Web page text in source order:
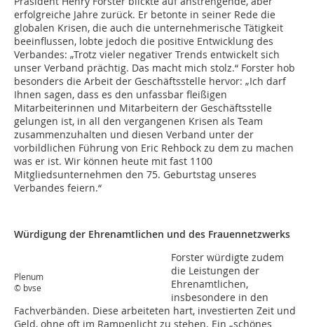
erfolgreiche Jahre zurück. Er betonte in seiner Rede die
globalen Krisen, die auch die unternehmerische Tätigkeit
beeinflussen, lobte jedoch die positive Entwicklung des
Verbandes: „Trotz vieler negativer Trends entwickelt sich
unser Verband prächtig. Das macht mich stolz.“ Forster hob
besonders die Arbeit der Geschäftsstelle hervor: „Ich darf
Ihnen sagen, dass es den unfassbar fleißigen
Mitarbeiterinnen und Mitarbeitern der Geschäftsstelle
gelungen ist, in all den vergangenen Krisen als Team
zusammenzuhalten und diesen Verband unter der
vorbildlichen Führung von Eric Rehbock zu dem zu machen
was er ist. Wir können heute mit fast 1100
Mitgliedsunternehmen den 75. Geburtstag unseres
Verbandes feiern.“
Würdigung der Ehrenamtlichen und des Frauennetzwerks
Plenum
© bvse
Forster würdigte zudem
die Leistungen der
Ehrenamtlichen,
insbesondere in den
Fachverbänden. Diese arbeiteten hart, investierten Zeit und
Geld, ohne oft im Rampenlicht zu stehen. Ein „schönes